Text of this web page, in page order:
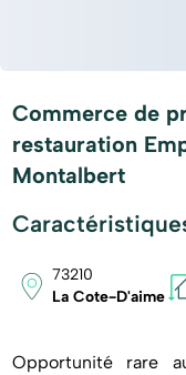
Commerce de
restauration
Montalbert
73210
La Cote-D'aime
Opportunité rare